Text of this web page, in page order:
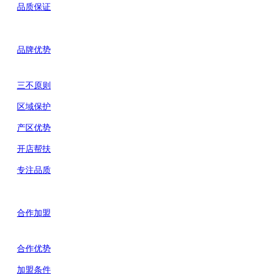
品质保证
品牌优势
三不原则
区域保护
产区优势
开店帮扶
专注品质
合作加盟
合作优势
加盟条件